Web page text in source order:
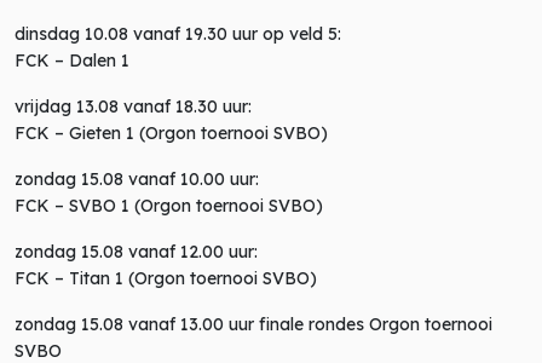
dinsdag 10.08 vanaf 19.30 uur op veld 5:
FCK – Dalen 1
vrijdag 13.08 vanaf 18.30 uur:
FCK – Gieten 1 (Orgon toernooi SVBO)
zondag 15.08 vanaf 10.00 uur:
FCK – SVBO 1 (Orgon toernooi SVBO)
zondag 15.08 vanaf 12.00 uur:
FCK – Titan 1 (Orgon toernooi SVBO)
zondag 15.08 vanaf 13.00 uur finale rondes Orgon toernooi
SVBO